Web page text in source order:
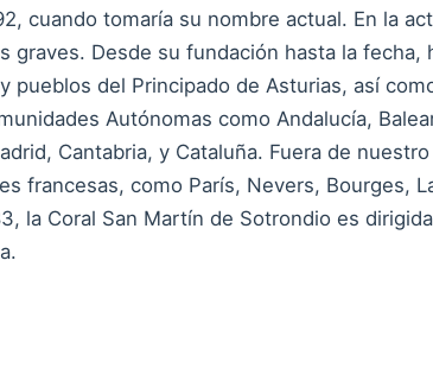
cuando tomaría su nombre actual. En la
graves. Desde su fundación hasta la fecha,
pueblos del Principado de Asturias, así
Autónomas como Andalucía,
Cantabria, y Cataluña. Fuera de
francesas, como París, Nevers, Bourges,
la Coral San Martín de Sotrondio es